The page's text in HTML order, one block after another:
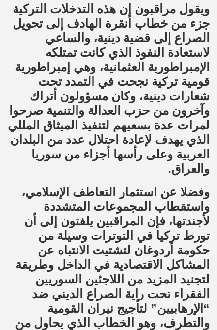
ويقول مراقبون إن هذه التدخلات التركية
جزء من خطاب أنقرة الهادف إلى تحويل
الصراع إلى قضية دينية، والساعي
لاستعادة النفوذ الذي كانت تمتلكه
الإمبراطورية العثمانية، وهي إمبراطورية
قومية تركية نجحت في التمدد تحت
شعارات دينية، وكان مسؤولون أتراك
وآخرون من حزب العدالة والتنمية صرحوا
لمرات عدة بسعيهم لتنفيذ الميثاق المللي
الذي يهدف لإعادة احتلال عدد من البلدان
العربية وعلى رأسها أجزاء من سوريا
والعراق.
وفضلا عن استثمار التعاطف الإسلامي،
واستقطاب المجموعات المتشددة
لأجندتها، فإن المراقبين يلفتون إلى أن
تورط تركيا في التوترات وسيلة من
حكومة أردوغان لتشتيت الانتباه عن
المشاكل الاقتصادية في الداخل وطريقة
لتجنيد المزيد من اللاجئين السوريين
الفقراء تحت راية الصراع الديني ضد
“الإرهابيين” لتأجيج نيران القومية
والتطرف، وهو الخطاب الذي يحاول من